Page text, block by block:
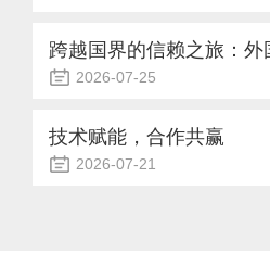
其温场均匀性与降温速率直接
长期高负荷运行中，温场不均
据失真。精准定位故障根源，
源：多维度拆解核心诱因温场
冷、风道、控制、密封四大核
2026-07-25
重洋，专程莅临德瑞检测位于
这不仅仅是一次简单的工厂参
话。从精密严苛的装配车间，
技术赋能，合作共赢
2026-07-21